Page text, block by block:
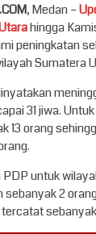
, Medan –
hingga
peningkatan
Sumatera
31 jiwa.
13 orang
untuk
2